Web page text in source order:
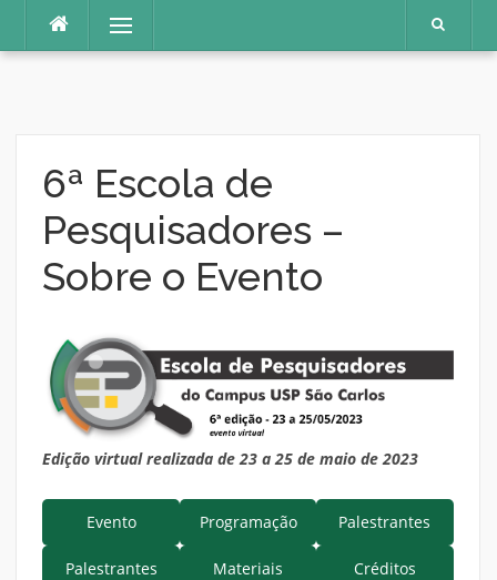
o
Menu
6ª Escola de
Pesquisadores –
Sobre o Evento
Edição virtual realizada de 23 a 25 de maio de 2023
Evento Programação Palestrantes
Palestrantes
Materiais Créditos